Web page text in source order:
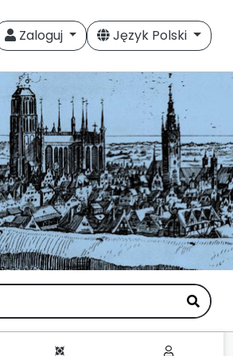
Zaloguj Język Polski